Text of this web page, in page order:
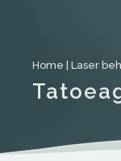
Home Laser